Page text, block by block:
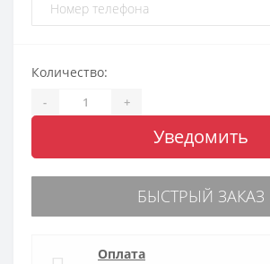
Количество:
- +
Уведомить
БЫСТРЫЙ ЗАКАЗ
Оплата